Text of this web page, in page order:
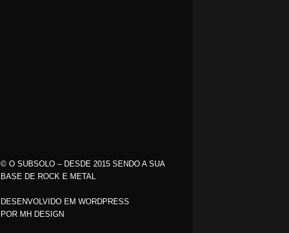
© O SUBSOLO – DESDE 2015 SENDO A SUA
BASE DE ROCK E METAL
DESENVOLVIDO EM WORDPRESS
POR MH DESIGN